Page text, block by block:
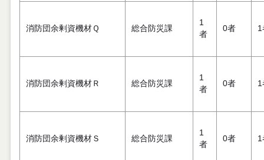
消防団余剰資機材Ｑ 総合防災課
1
者
0者 1
消防団余剰資機材Ｒ 総合防災課
1
者
0者 1
消防団余剰資機材Ｓ 総合防災課
1
者
0者 1